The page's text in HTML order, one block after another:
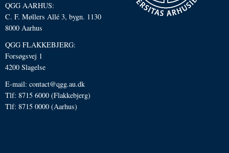
QGG AARHUS:
C. F. Møllers Allé 3, bygn. 1130
8000 Aarhus
QGG FLAKKEBJERG:
Forsøgsvej 1
4200 Slagelse
E-mail: contact@qgg.au.dk
Tlf: 8715 6000 (Flakkebjerg)
Tlf: 8715 0000 (Aarhus)